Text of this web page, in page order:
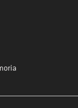
account cliente